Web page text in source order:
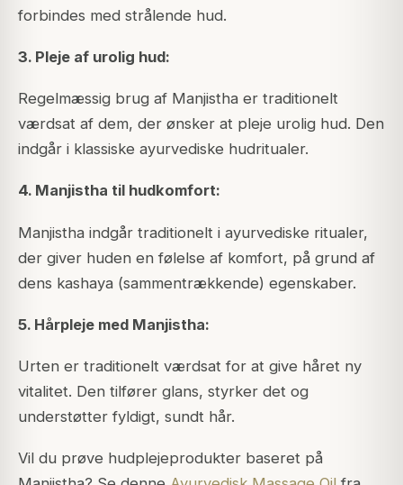
forbindes med strålende hud.
3. Pleje af urolig hud:
Regelmæssig brug af Manjistha er traditionelt
værdsat af dem, der ønsker at pleje urolig hud. Den
indgår i klassiske ayurvediske hudritualer.
4. Manjistha til hudkomfort:
Manjistha indgår traditionelt i ayurvediske ritualer,
der giver huden en følelse af komfort, på grund af
dens kashaya (sammentrækkende) egenskaber.
5. Hårpleje med Manjistha:
Urten er traditionelt værdsat for at give håret ny
vitalitet. Den tilfører glans, styrker det og
understøtter fyldigt, sundt hår.
Vil du prøve hudplejeprodukter baseret på